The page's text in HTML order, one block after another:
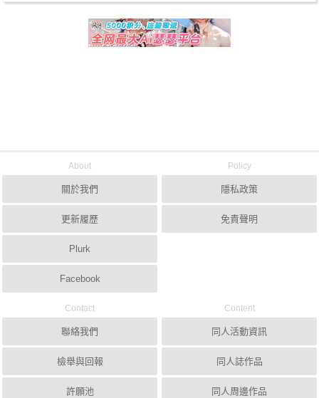
About
關於我們
更新履歷
Plurk
Facebook
Policy
隱私政策
免責聲明
Contact
聯絡我們
檢舉與回報
許願池
Content
同人活動資訊
同人誌作品
同人周邊作品